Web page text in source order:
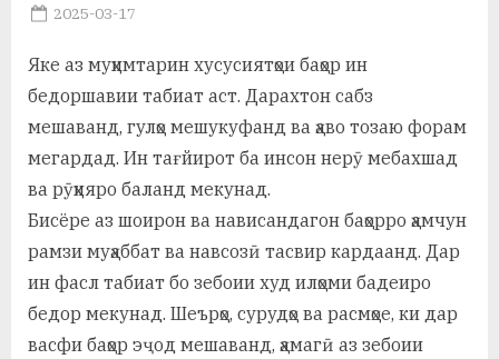
а
о
м
и
Н
Posted
2025-03-17
Яке аз муҳимтарин хусусиятҳои баҳор ин
бедоршавии табиат аст. Дарахтон сабз
мешаванд, гулҳо мешукуфанд ва ҳаво тозаю форам
мегардад. Ин тағйирот ба инсон нерӯ мебахшад
ва рӯҳияро баланд мекунад.
Бисёре аз шоирон ва нависандагон баҳорро ҳамчун
рамзи муҳаббат ва навсозӣ тасвир кардаанд. Дар
ин фасл табиат бо зебоии худ илҳоми бадеиро
бедор мекунад. Шеърҳо, сурудҳо ва расмҳое, ки дар
васфи баҳор эҷод мешаванд, ҳамагӣ аз зебоии